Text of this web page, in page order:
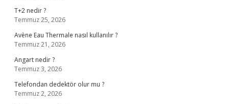
T+2 nedir ?
Temmuz 25, 2026
Avène Eau Thermale nasıl kullanılır ?
Temmuz 21, 2026
Angart nedir ?
Temmuz 3, 2026
Telefondan dedektör olur mu ?
Temmuz 2, 2026